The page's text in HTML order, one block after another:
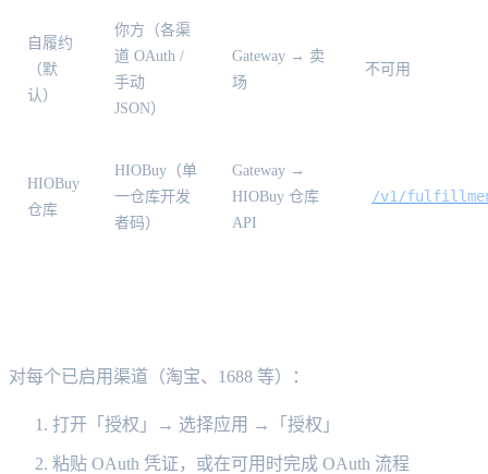
自履约
（默
认）
你方（各渠
道 OAuth /
手动
JSON）
Gateway → 卖
场
不可用
HIOBuy
仓库
HIOBuy（单
一仓库开发
者码）
Gateway →
HIOBuy 仓库
API
/v1/
对每个已启用渠道（淘宝、1688 等）：
打开「授权」→ 选择应用 →「授权」
粘贴 OAuth 凭证，或在可用时完成 OAuth 流程